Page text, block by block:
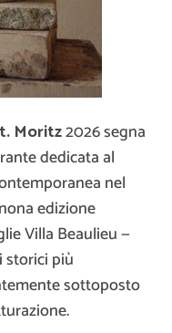
Moritz2026 segna
dedicata al
nel
edizione
Villa Beaulieu —
storici più
sottoposto